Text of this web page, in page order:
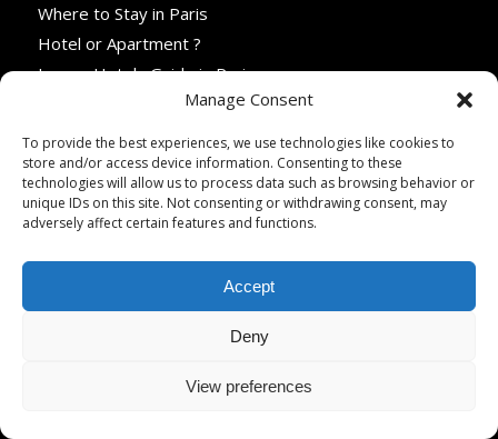
Manage Consent
To provide the best experiences, we use technologies like cookies to
store and/or access device information. Consenting to these
technologies will allow us to process data such as browsing behavior or
unique IDs on this site. Not consenting or withdrawing consent, may
adversely affect certain features and functions.
Accept
Deny
View preferences
Where to Stay in Paris
Hotel or Apartment ?
Luxury Hotels Guide in Paris
Choosing a Hotel Near Public Transport
View All Travel Guides →
WHERE TO EAT
Traditional French
Bistros